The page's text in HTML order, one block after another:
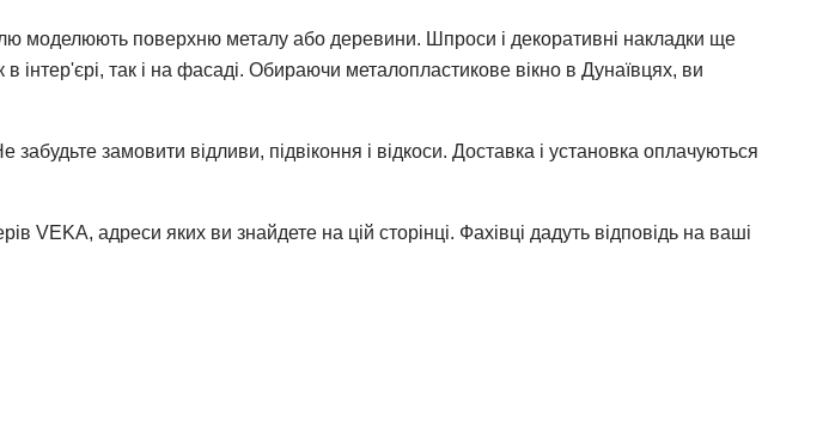
моделюють поверхню металу або деревини. Шпроси і декоративні накладки ще
так і на фасаді. Обираючи металопластикове вікно в Дунаївцях, ви
замовити відливи, підвіконня і відкоси. Доставка і установка оплачуються
VEKA, адреси яких ви знайдете на цій сторінці. Фахівці дадуть відповідь на ваші